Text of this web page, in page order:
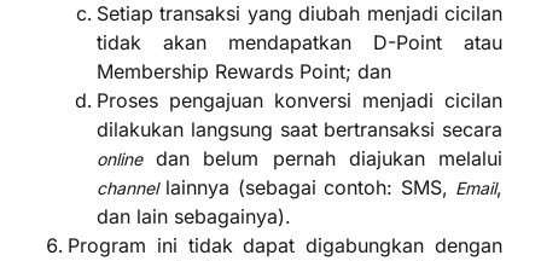
Setiap transaksi yang diubah menjadi cicilan
tidak akan mendapatkan D-Point atau
Membership Rewards Point; dan
Proses pengajuan konversi menjadi cicilan
dilakukan langsung saat bertransaksi secara
onlinedan belum pernah diajukan melalui
channellainnya (sebagai contoh: SMS, Email,
dan lain sebagainya).
Program ini tidak dapat digabungkan dengan